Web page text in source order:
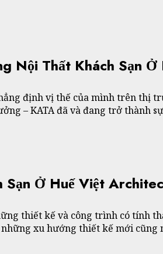
Nội Thất Khách Sạn Ở
định vị thế của mình trên thị
– KATA đã và đang trở thành
Sạn Ở Huế Việt
thiết kế và công trình có tính
xu hướng thiết kế mới